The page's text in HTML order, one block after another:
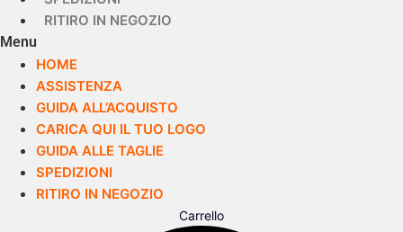
RITIRO IN NEGOZIO
Menu
HOME
ASSISTENZA
GUIDA ALL’ACQUISTO
CARICA QUI IL TUO LOGO
GUIDA ALLE TAGLIE
SPEDIZIONI
RITIRO IN NEGOZIO
Carrello